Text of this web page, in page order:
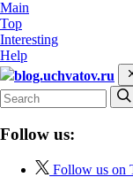
Main
Top
Interesting
Help
blog.uchvatov.ru
Follow us:
Follow us on